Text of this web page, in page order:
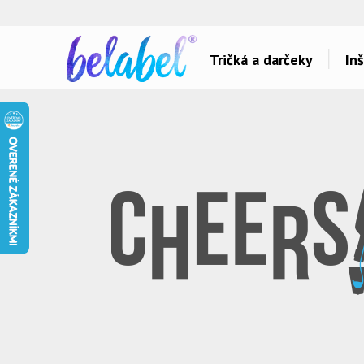
Tričká a darčeky
Dárky pro bráchu
Dárky pro partnerku
Dárky pro přátele
Hudba & Film
Humor
Ostatné